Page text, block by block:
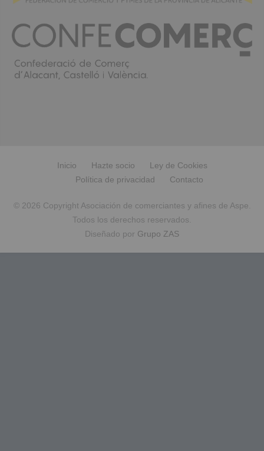
Inicio Hazte socio
Ley de Cookies
Política de privacidad
Contacto
© 2026 Copyright Asociación de comerciantes y afines de Aspe.
Todos los derechos reservados.
Diseñado por Grupo ZAS